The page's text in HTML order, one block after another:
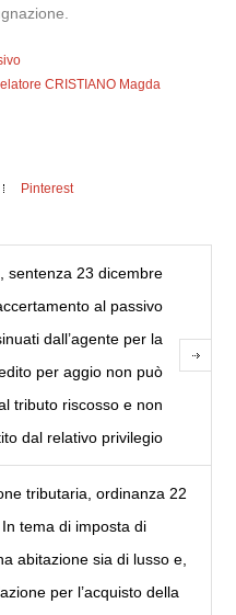
CRISTIANO Magda
Pinterest
sentenza 23 dicembre
al passivo
dall’agente per la
per aggio non può
tributo riscosso e non
dal relativo privilegio
tributaria, ordinanza 22
tema di imposta di
abitazione sia di lusso e,
per l’acquisto della